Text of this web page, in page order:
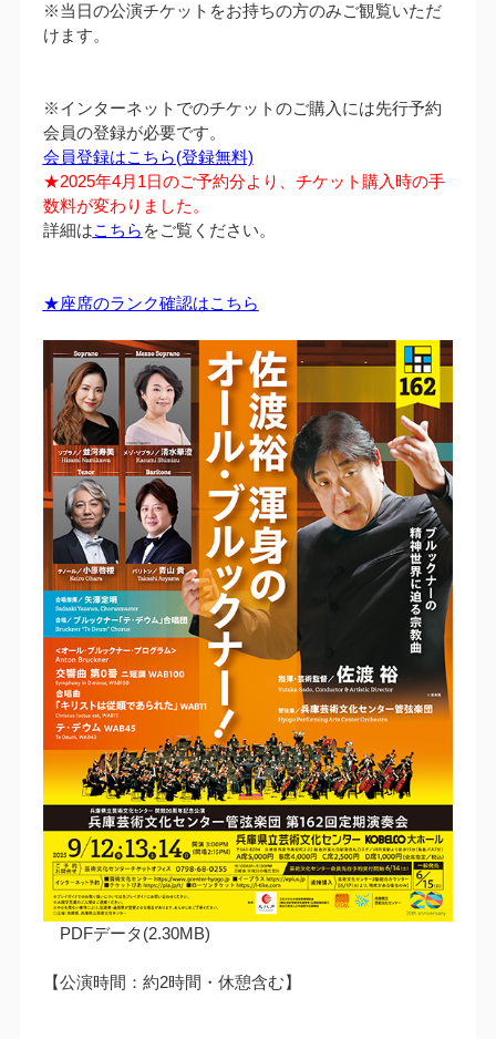
※当日の公演チケットをお持ちの方のみご観覧いただ
けます。
※インターネットでのチケットのご購入には先行予約
会員の登録が必要です。
会員登録はこちら(登録無料)
★2025年4月1日のご予約分より、チケット購入時の手
数料が変わりました。
詳細はこちら をご覧ください。
★座席のランク確認はこちら
PDFデータ(2.30MB)
【公演時間：約2時間・休憩含む】